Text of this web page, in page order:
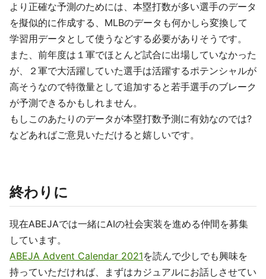
より正確な予測のためには、本塁打数が多い選手のデータ
を擬似的に作成する、MLBのデータも何かしら変換して
学習用データとして使うなどする必要がありそうです。
また、前年度は１軍でほとんど試合に出場していなかった
が、２軍で大活躍していた選手は活躍するポテンシャルが
高そうなので特徴量として追加すると若手選手のブレーク
が予測できるかもしれません。
もしこのあたりのデータが本塁打数予測に有効なのでは?
などあればご意見いただけると嬉しいです。
終わりに
現在ABEJAでは一緒にAIの社会実装を進める仲間を募集
しています。
ABEJA Advent Calendar 2021を読んで少しでも興味を
持っていただければ、まずはカジュアルにお話しさせてい